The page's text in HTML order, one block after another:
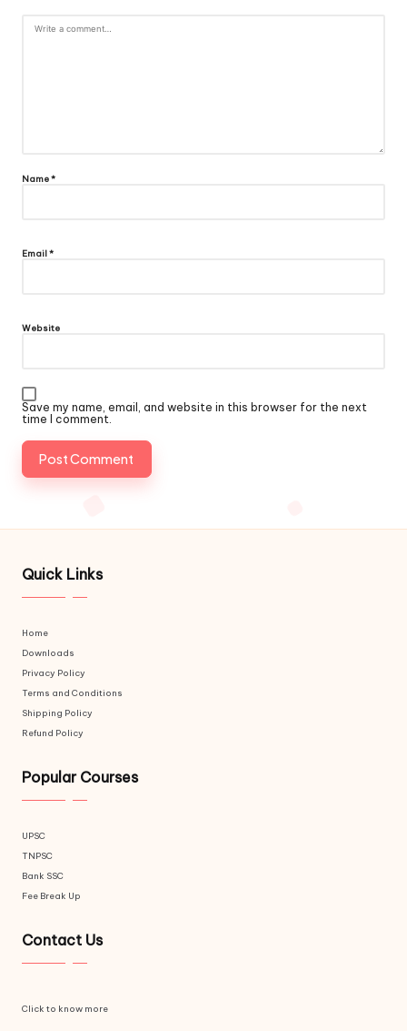
Name*
Email*
Website
Save my name, email, and website in this browser for the next
time I comment.
Quick Links
Home
Downloads
Privacy Policy
Terms and Conditions
Shipping Policy
Refund Policy
Popular Courses
UPSC
TNPSC
Bank SSC
Fee Break Up
Contact Us
Click to know more